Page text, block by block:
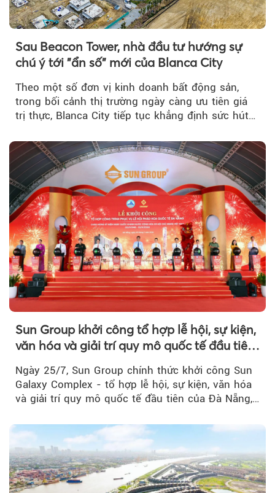
Sau Beacon Tower, nhà đầu tư hướng sự
chú ý tới "ẩn số" mới của Blanca City
Theo một số đơn vị kinh doanh bất động sản,
trong bối cảnh thị trường ngày càng ưu tiên giá
trị thực, Blanca City tiếp tục khẳng định sức hút
Sun Group khởi công tổ hợp lễ hội, sự kiện,
văn hóa và giải trí quy mô quốc tế đầu tiên
Ngày 25/7, Sun Group chính thức khởi công Sun
Galaxy Complex - tổ hợp lễ hội, sự kiện, văn hóa
và giải trí quy mô quốc tế đầu tiên của Đà Nẵng,…